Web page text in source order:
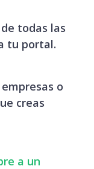
todas las
tu portal.
o
creas
a un